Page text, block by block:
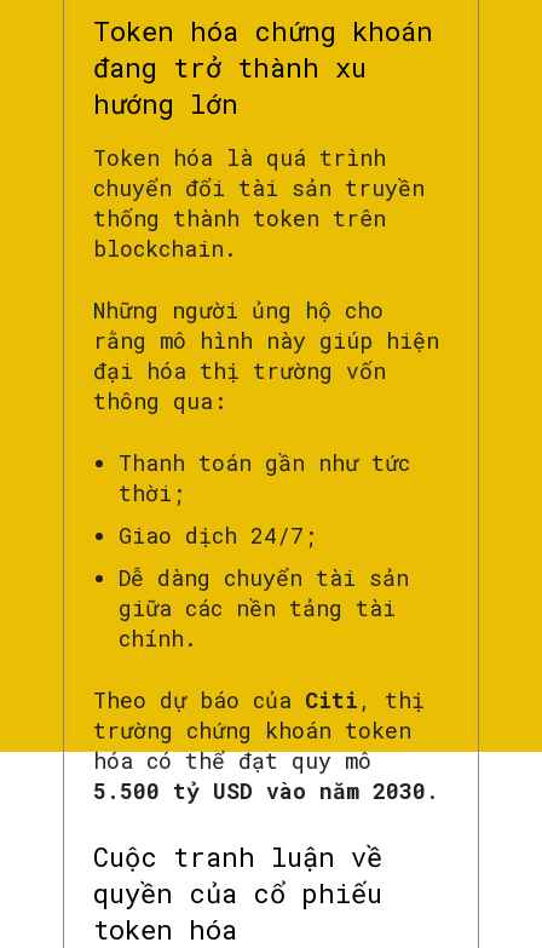
Token hóa chứng khoán
đang trở thành xu
hướng lớn
Token hóa là quá trình
chuyển đổi tài sản truyền
thống thành token trên
blockchain.
Những người ủng hộ cho
rằng mô hình này giúp hiện
đại hóa thị trường vốn
thông qua:
Thanh toán gần như tức
thời;
Giao dịch 24/7;
Dễ dàng chuyển tài sản
giữa các nền tảng tài
chính.
Theo dự báo của Citi , thị
trường chứng khoán token
hóa có thể đạt quy mô
5.500 tỷ USD vào năm 2030 .
Cuộc tranh luận về
quyền của cổ phiếu
token hóa